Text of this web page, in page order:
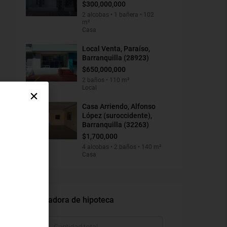
$300,000,000
2 alcobas • 1 bañera • 102
m²
Casa
Local Venta, Paraíso,
Barranquilla (28923)
$650,000,000
2 baños • 110 m²
Local
Casa Arriendo, Alfonso
López (suroccidente),
Barranquilla (32263)
$1,700,000
4 alcobas • 2 baños • 140 m²
Casa
Calculadora de hipoteca